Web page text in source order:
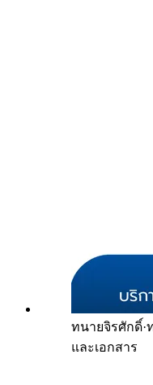
ทนายจิรศักดิ์·
และเอกสาร